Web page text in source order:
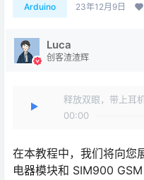
Arduino 23年12月9日
Luca
创客渣渣辉
释放双眼，带上耳
00:00
在本教程中，我们将向您
电器模块和 SIM900